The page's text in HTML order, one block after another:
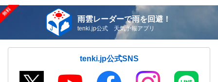
雨雲レーダーで雨を回避！
tenki.jp公式 天気予報アプリ
tenki.jp公式SNS